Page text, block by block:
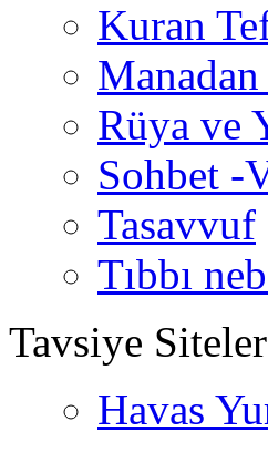
Kuran
Rüya ve
Sohbet -
Tasavvuf
Tıbbı
Tavsiye Siteler
Havas